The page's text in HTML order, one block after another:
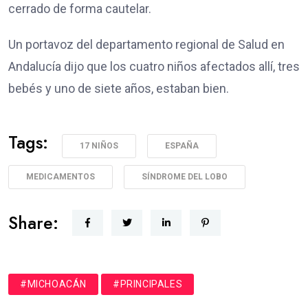
cerrado de forma cautelar.
Un portavoz del departamento regional de Salud en
Andalucía dijo que los cuatro niños afectados allí, tres
bebés y uno de siete años, estaban bien.
Tags: 17 NIÑOS ESPAÑA
MEDICAMENTOS SÍNDROME DEL LOBO
Share:
#MICHOACÁN #PRINCIPALES